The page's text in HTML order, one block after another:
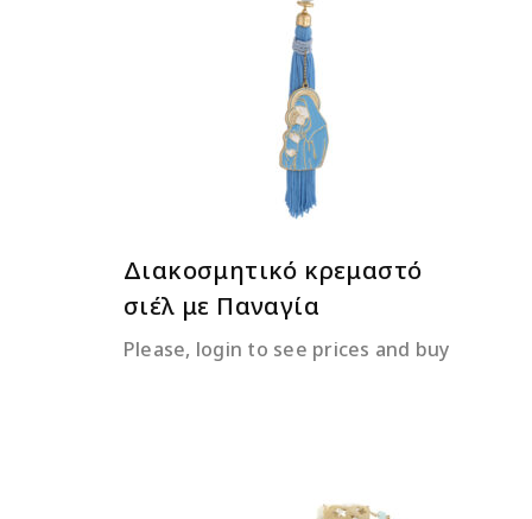
ΔΙΑΒΆΣΤΕ ΠΕΡΙΣΣΌΤΕΡΑ
Διακοσμητικό κρεμαστό
σιέλ με Παναγία
Please, login to see prices and buy